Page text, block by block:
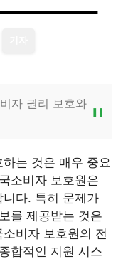
자 권리 보호와
는 것은 매우 중요
소비자 보호원은
다. 특히 문제가
를 제공받는 것은
비자 보호원의 전
합적인 지원 시스